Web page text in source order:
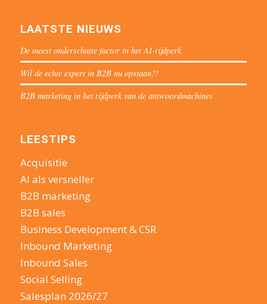
LAATSTE NIEUWS
De meest onderschatte factor in het AI-tijdperk
Wil de echte expert in B2B nu opstaan?!
B2B marketing in het tijdperk van de antwoordmachines
LEESTIPS
Acquisitie
AI als versneller
B2B marketing
B2B sales
Business Development & CSR
Inbound Marketing
Inbound Sales
Social Selling
Salesplan 2026/27